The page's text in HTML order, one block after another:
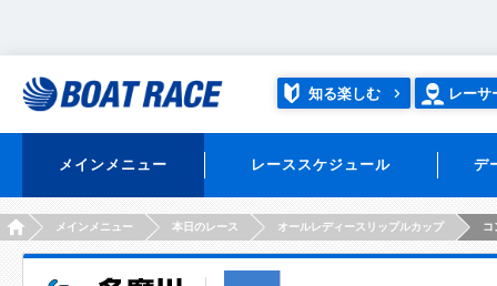
知る楽しむ レーサ
メインメニュー レーススケジュール デ
HOMEメインメニュー 本日のレース オールレディースリップルカップ コ